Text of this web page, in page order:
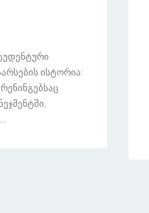
Ისტორია: